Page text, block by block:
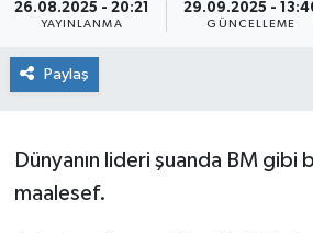
26.08.2025 - 20:21
YAYINLANMA
29.09.2025 -
GÜNCELLEME
Paylaş
Dünyanın lideri şuanda BM gibi
maalesef.